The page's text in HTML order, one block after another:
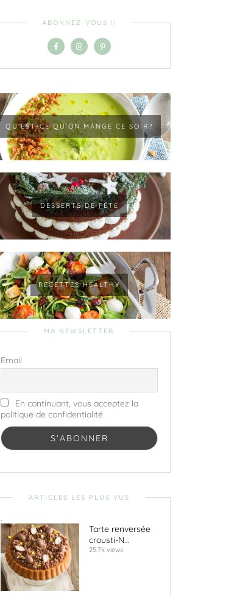
ABONNEZ-VOUS !!
QU'EST-CE QU'ON MANGE CE SOIR?
DESSERTS DE FÊTE
RECETTES HEALTHY
MA NEWSLETTER
Email
En continuant, vous acceptez la
politique de confidentialité
ARTICLES LES PLUS VUS
.
Tarte renversée
crousti-N...
25.7k views